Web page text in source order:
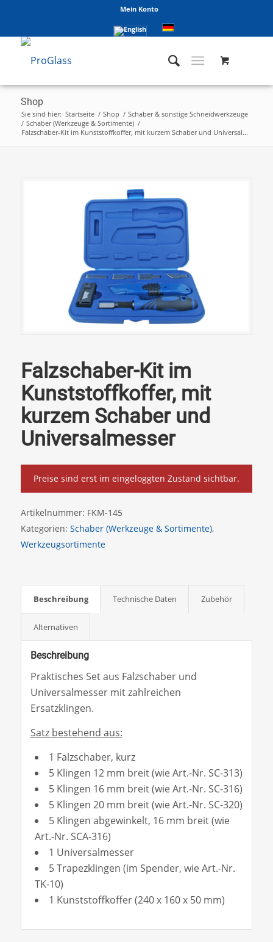
Mein Konto
Shop
Sie sind hier: Startseite / Shop / Schaber & sonstige Schneidwerkzeuge
/ Schaber (Werkzeuge & Sortimente) /
Falzschaber-Kit im Kunststoffkoffer, mit kurzem Schaber und Universal...
Falzschaber-Kit im
Kunststoffkoffer, mit
kurzem Schaber und
Universalmesser
Preise sind erst im eingeloggten Zustand sichtbar.
Artikelnummer: FKM-145
Kategorien: Schaber (Werkzeuge & Sortimente),
Werkzeugsortimente
Beschreibung Technische Daten Zubehör
Alternativen
Beschreibung
Praktisches Set aus Falzschaber und
Universalmesser mit zahlreichen
Ersatzklingen.
Satz bestehend aus:
1 Falzschaber, kurz
5 Klingen 12 mm breit (wie Art.-Nr. SC-313)
5 Klingen 16 mm breit (wie Art.-Nr. SC-316)
5 Klingen 20 mm breit (wie Art.-Nr. SC-320)
5 Klingen abgewinkelt, 16 mm breit (wie
Art.-Nr. SCA-316)
1 Universalmesser
5 Trapezklingen (im Spender, wie Art.-Nr.
TK-10)
1 Kunststoffkoffer (240 x 160 x 50 mm)